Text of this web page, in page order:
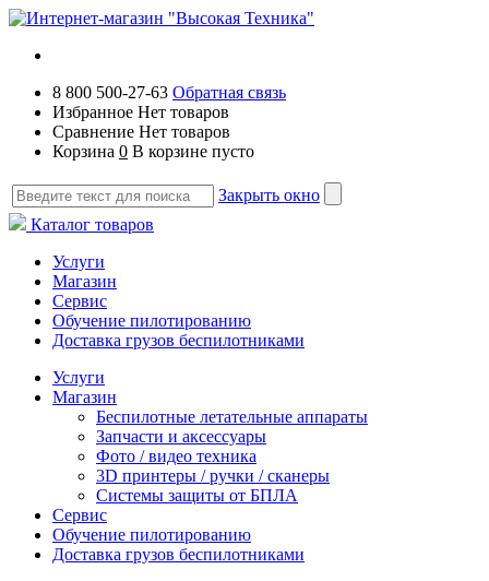
8 800 500-27-63 Обратная связь
Избранное Нет товаров
Сравнение Нет товаров
Корзина 0 В корзине пусто
Закрыть окно
Каталог товаров
Услуги
Магазин
Сервис
Обучение пилотированию
Доставка грузов беспилотниками
Услуги
Магазин
Беспилотные летательные аппараты
Запчасти и аксессуары
Фото / видео техника
3D принтеры / ручки / сканеры
Системы защиты от БПЛА
Сервис
Обучение пилотированию
Доставка грузов беспилотниками